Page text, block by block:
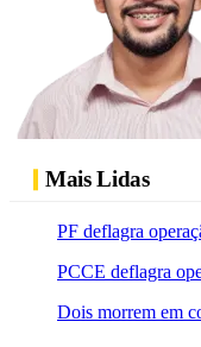
Mais Lidas
PF deflagra
PCCE deflagra
Dois morrem em